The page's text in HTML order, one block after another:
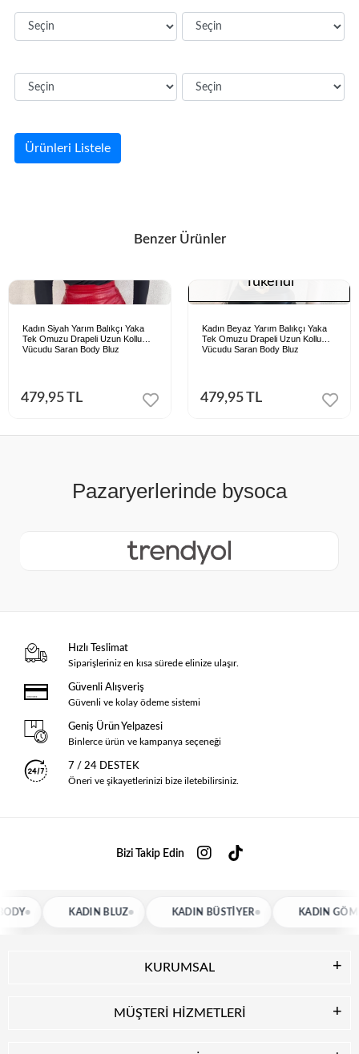
Ürünleri Listele
Benzer Ürünler
Kadın Siyah Yarım Balıkçı Yaka
Tek Omuzu Drapeli Uzun Kollu
Vücudu Saran Body Bluz
479,95 TL
Tükendi
Kadın Beyaz Yarım Balıkçı Yaka
Tek Omuzu Drapeli Uzun Kollu
Vücudu Saran Body Bluz
479,95 TL
Hızlı Teslimat
Siparişleriniz en kısa sürede elinize ulaşır.
Güvenli Alışveriş
Güvenli ve kolay ödeme sistemi
Geniş Ürün Yelpazesi
Binlerce ürün ve kampanya seçeneği
7 / 24 DESTEK
Öneri ve şikayetlerinizi bize iletebilirsiniz.
Bizi Takip Edin
KADIN BLUZ KADIN BÜSTIYER KADIN GÖMLEK
KURUMSAL
MÜŞTERİ HİZMETLERİ